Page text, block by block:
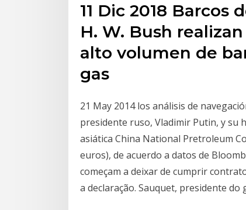
11 Dic 2018
H. W. Bush
alto volumen de
gas
21 May 2014 los análisis de
presidente ruso, Vladimir Putin, y su
asiática China National Pretroleum
euros), de acuerdo a datos de
começam a deixar de cumprir
a declaração. Sauquet, presidente